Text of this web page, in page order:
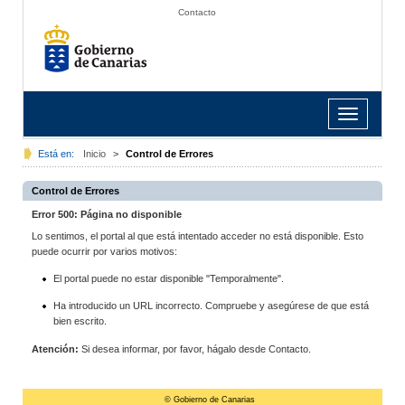
Contacto
Toggle
navigation
Está en: Inicio > Control de Errores
Control de Errores
Error 500: Página no disponible
Lo sentimos, el portal al que está intentado acceder no está disponible. Esto
puede ocurrir por varios motivos:
El portal puede no estar disponible "Temporalmente".
Ha introducido un URL incorrecto. Compruebe y asegúrese de que está
bien escrito.
Atención: Si desea informar, por favor, hágalo desde Contacto.
© Gobierno de Canarias